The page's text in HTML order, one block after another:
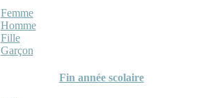
Femme
Homme
Fille
Garçon
Fin année scolaire